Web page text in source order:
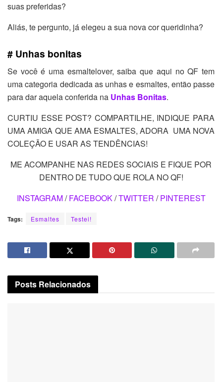
suas preferidas?
Aliás, te pergunto, já elegeu a sua nova cor queridinha?
# Unhas bonitas
Se você é uma esmaltelover, saiba que aqui no QF tem
uma categoria dedicada as unhas e esmaltes, então passe
para dar aquela conferida na Unhas Bonitas.
CURTIU ESSE POST? COMPARTILHE, INDIQUE PARA
UMA AMIGA QUE AMA ESMALTES, ADORA UMA NOVA
COLEÇÃO E USAR AS TENDÊNCIAS!
ME ACOMPANHE NAS REDES SOCIAIS E FIQUE POR
DENTRO DE TUDO QUE ROLA NO QF!
INSTAGRAM/FACEBOOK/TWITTER /PINTEREST
Tags: Esmaltes Testei!
Posts Relacionados